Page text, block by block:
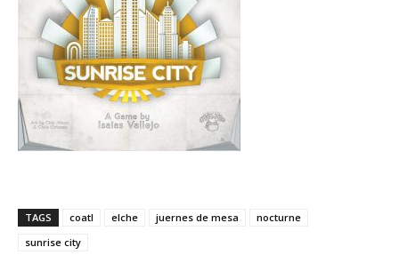
TAGS coatl elche juernes de mesa
nocturne
sunrise city